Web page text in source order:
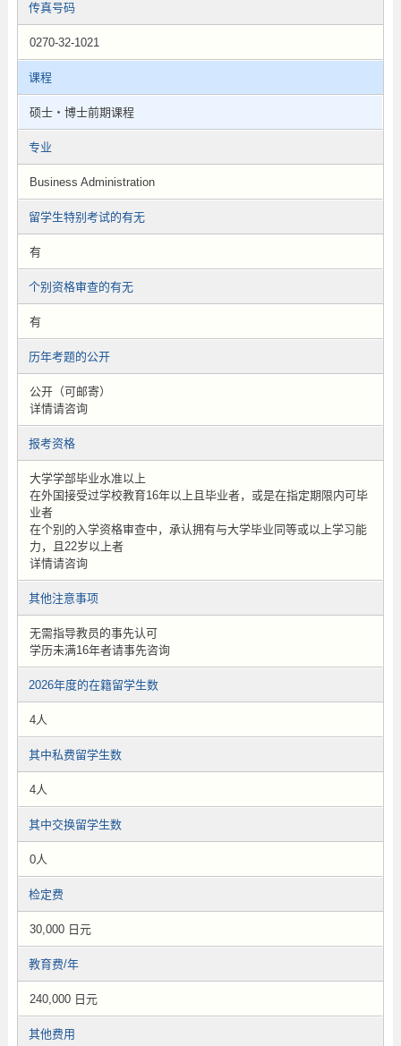
传真号码
0270-32-1021
课程
硕士・博士前期课程
专业
Business Administration
留学生特别考试的有无
有
个别资格审查的有无
有
历年考题的公开
公开（可邮寄）
详情请咨询
报考资格
大学学部毕业水准以上
在外国接受过学校教育16年以上且毕业者，或是在指定期限内可毕
业者
在个别的入学资格审查中，承认拥有与大学毕业同等或以上学习能
力，且22岁以上者
详情请咨询
其他注意事项
无需指导教员的事先认可
学历未满16年者请事先咨询
2026年度的在籍留学生数
4人
其中私费留学生数
4人
其中交换留学生数
0人
检定费
30,000 日元
教育费/年
240,000 日元
其他费用